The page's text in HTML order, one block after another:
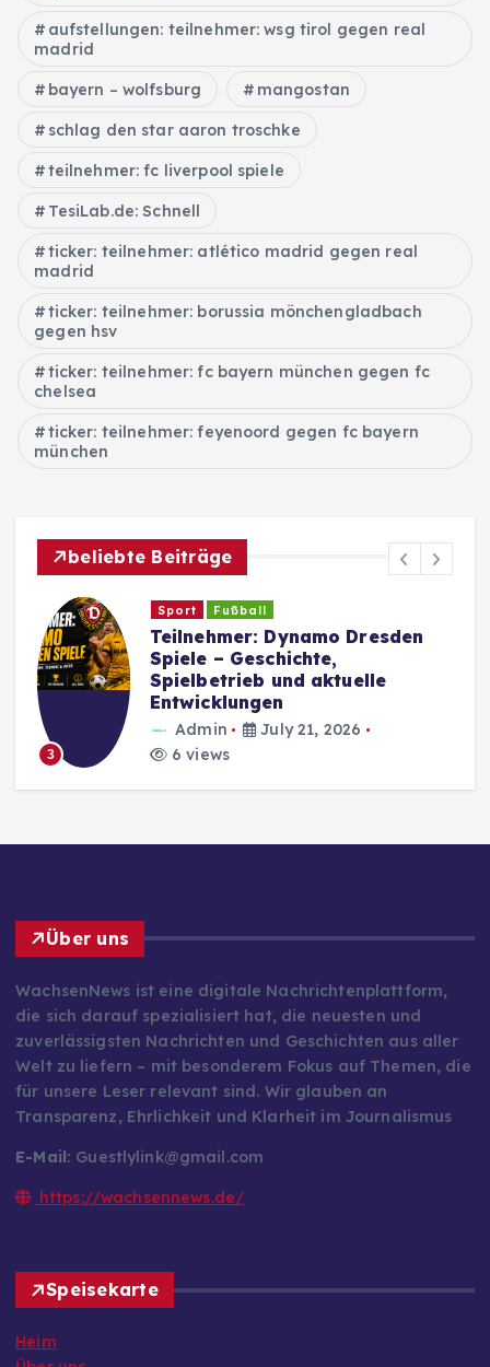
aufstellungen: teilnehmer: wsg tirol gegen real
madrid
bayern – wolfsburg mangostan
schlag den star aaron troschke
teilnehmer: fc liverpool spiele
TesiLab.de: Schnell
ticker: teilnehmer: atlético madrid gegen real
madrid
ticker: teilnehmer: borussia mönchengladbach
gegen hsv
ticker: teilnehmer: fc bayern münchen gegen fc
chelsea
ticker: teilnehmer: feyenoord gegen fc bayern
münchen
beliebte Beiträge
3
Sport Fußball
Teilnehmer: Dynamo Dresden
Spiele – Geschichte,
Spielbetrieb und aktuelle
Entwicklungen
Admin
July 21, 2026
6 views
Über uns
WachsenNews ist eine digitale Nachrichtenplattform,
die sich darauf spezialisiert hat, die neuesten und
zuverlässigsten Nachrichten und Geschichten aus aller
Welt zu liefern – mit besonderem Fokus auf Themen, die
für unsere Leser relevant sind. Wir glauben an
Transparenz, Ehrlichkeit und Klarheit im Journalismus
E-Mail: Guestlylink@gmail.com
https://wachsennews.de/
Speisekarte
Heim